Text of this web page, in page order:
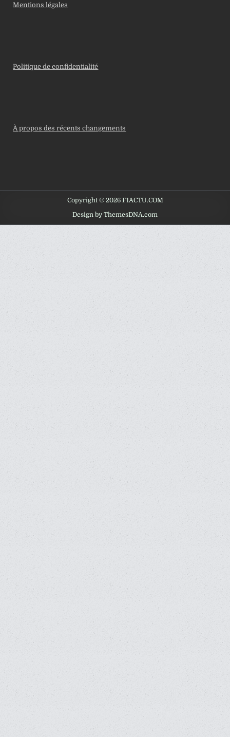
Mentions légales
Politique de confidentialité
À propos des récents changements
Copyright © 2026 F1ACTU.COM
Design by ThemesDNA.com